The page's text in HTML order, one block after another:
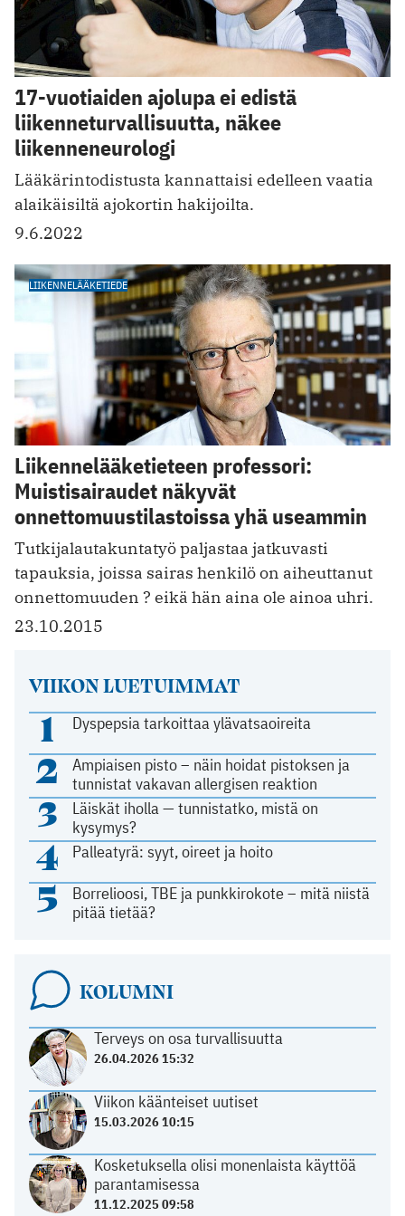
17-vuotiaiden ajolupa ei edistä
liikenneturvallisuutta, näkee
liikenneneurologi
Lääkärintodistusta kannattaisi edelleen vaatia
alaikäisiltä ajokortin hakijoilta.
9.6.2022
LIIKENNELÄÄKETIEDE
Liikennelääketieteen professori:
Muistisairaudet näkyvät
onnettomuustilastoissa yhä useammin
Tutkijalautakuntatyö paljastaa jatkuvasti
tapauksia, joissa sairas henkilö on aiheuttanut
onnettomuuden ? eikä hän aina ole ainoa uhri.
23.10.2015
VIIKON LUETUIMMAT
1 Dyspepsia tarkoittaa ylävatsaoireita
2
Ampiaisen pisto – näin hoidat pistoksen ja
tunnistat vakavan allergisen reaktion
3
Läiskät iholla — tunnistatko, mistä on
kysymys?
4 Palleatyrä: syyt, oireet ja hoito
5
Borrelioosi, TBE ja punkkirokote – mitä niistä
pitää tietää?
KOLUMNI
Terveys on osa turvallisuutta
26.04.2026 15:32
Viikon käänteiset uutiset
15.03.2026 10:15
Kosketuksella olisi monenlaista käyttöä
parantamisessa
11.12.2025 09:58